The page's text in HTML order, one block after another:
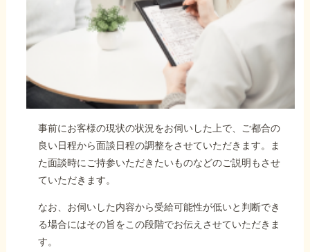
事前にお客様の現状の状況をお伺いした上で、ご都合の
良い日程から面談日程の調整をさせていただきます。ま
た面談時にご持参いただきたいものなどのご説明もさせ
ていただきます。
なお、お伺いした内容から受給可能性が低いと判断でき
る場合にはその旨をこの段階でお伝えさせていただきま
す。